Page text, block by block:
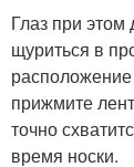
Глаз при
щуриться в
прижмите
точно
время носки.